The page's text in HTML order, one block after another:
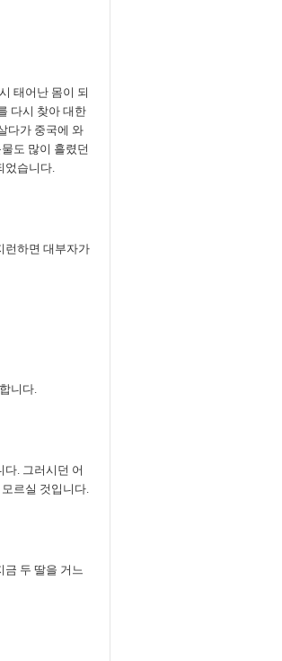
태어난 몸이 되
다시 찾아 대한
다가 중국에 와
도 많이 흘렸던
었습니다.
런하면 대부자가
니다.
. 그러시던 어
르실 것입니다.
금 두 딸을 거느